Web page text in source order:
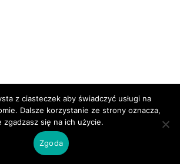
z ciasteczek aby świadczyć usługi na
Dalsze korzystanie ze strony oznacza,
zgadzasz się na ich użycie.
Zgoda